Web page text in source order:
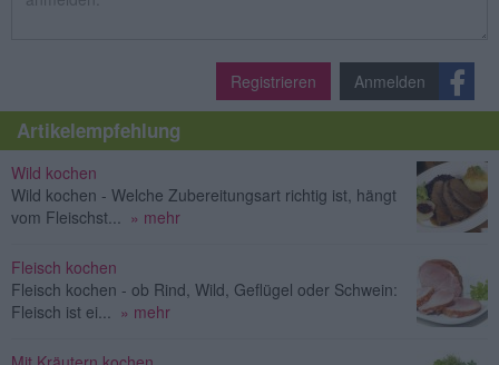
Registrieren Anmelden
Artikelempfehlung
Wild kochen
Wild kochen - Welche Zubereitungsart richtig ist, hängt
vom Fleischst...
» mehr
Fleisch kochen
Fleisch kochen - ob Rind, Wild, Geflügel oder Schwein:
Fleisch ist ei...
» mehr